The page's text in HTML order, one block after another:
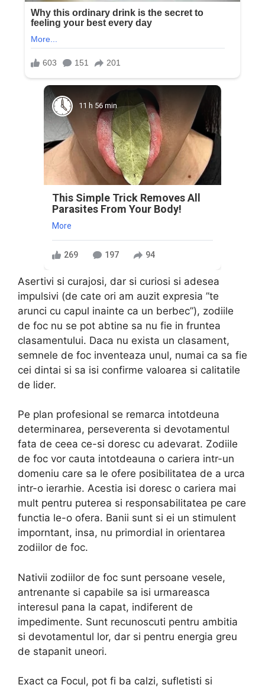
11 h 56 min
This Simple Trick Removes All
Parasites From Your Body!
More
269 197 94
Asertivi si curajosi, dar si curiosi si adesea
impulsivi (de cate ori am auzit expresia ”te
arunci cu capul inainte ca un berbec”), zodiile
de foc nu se pot abtine sa nu fie in fruntea
clasamentului. Daca nu exista un clasament,
semnele de foc inventeaza unul, numai ca sa fie
cei dintai si sa isi confirme valoarea si calitatile
de lider.
Pe plan profesional se remarca intotdeuna
determinarea, perseverenta si devotamentul
fata de ceea ce-si doresc cu adevarat. Zodiile
de foc vor cauta intotdeauna o cariera intr-un
domeniu care sa le ofere posibilitatea de a urca
intr-o ierarhie. Acestia isi doresc o cariera mai
mult pentru puterea si responsabilitatea pe care
functia le-o ofera. Banii sunt si ei un stimulent
imporntant, insa, nu primordial in orientarea
zodiilor de foc.
Nativii zodiilor de foc sunt persoane vesele,
antrenante si capabile sa isi urmareasca
interesul pana la capat, indiferent de
impedimente. Sunt recunoscuti pentru ambitia
si devotamentul lor, dar si pentru energia greu
de stapanit uneori.
Exact ca Focul, pot fi ba calzi, sufletisti si